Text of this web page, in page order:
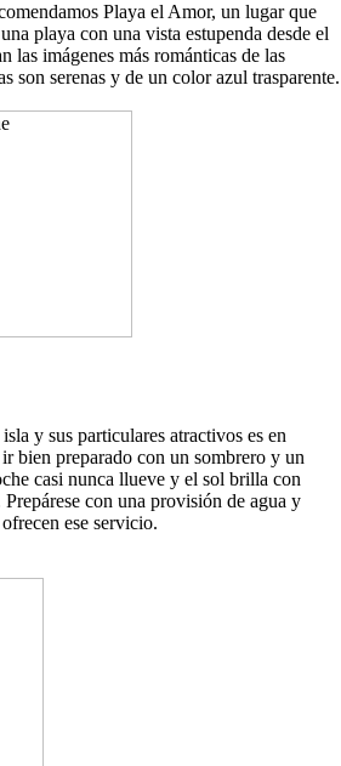
Playa el Amor, un lugar que
playa con una vista estupenda desde el
las imágenes más románticas de las
son serenas y de un color azul trasparente.
y sus particulares atractivos es en
bien preparado con un sombrero y un
casi nunca llueve y el sol brilla con
con una provisión de agua y
ese servicio.